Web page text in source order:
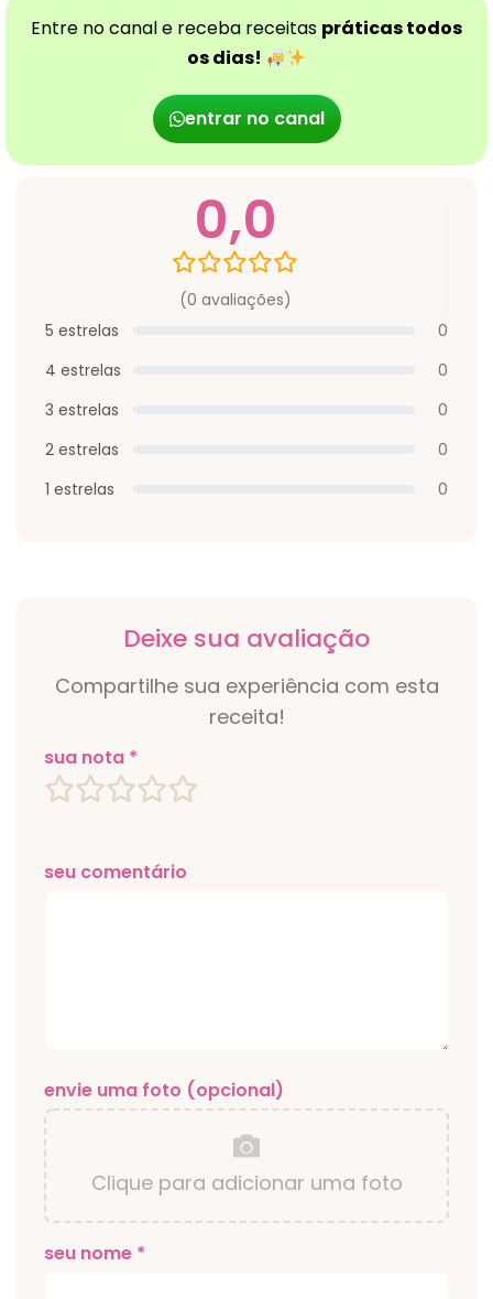
Entre no canal e receba receitas práticas todos
os dias!
entrar no canal
0,0
(0 avaliações)
5 estrelas
0
4 estrelas
0
3 estrelas
0
2 estrelas
0
1 estrelas
0
Deixe sua avaliação
Compartilhe sua experiência com esta
receita!
sua nota *
seu comentário
envie uma foto (opcional)
Clique para adicionar uma foto
seu nome *